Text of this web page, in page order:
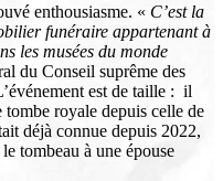
enthousiasme. « C’est la
funéraire appartenant à
les musées du monde
du Conseil suprême des
est de taille : il
tombe royale depuis celle de
déjà connue depuis 2022,
tombeau à une épouse